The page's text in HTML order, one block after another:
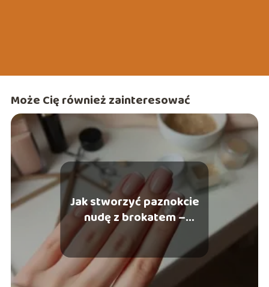
Może Cię również zainteresować
Jak stworzyć paznokcie
nudę z brokatem –
poradnik